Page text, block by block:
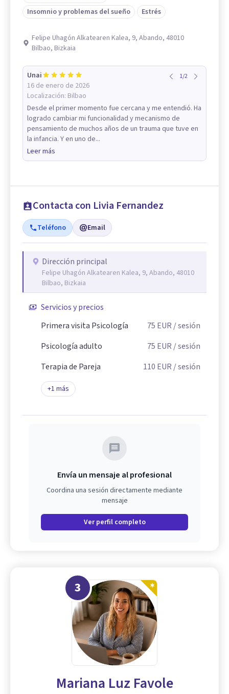
Insomnio y problemas del sueño
Estrés
Felipe Uhagón Alkatearen Kalea, 9, Abando, 48010
Bilbao, Bizkaia
Unai
16 de enero de 2026
Localización: Bilbao
1/2
Desde el primer momento fue cercana y me entendió. Ha
logrado cambiar mi funcionalidad y mecanismo de
pensamiento de muchos años de un trauma que tuve en
la infancia. Y en uno de...
Leer más
Contacta con Livia Fernandez
Teléfono Email
Dirección principal
Felipe Uhagón Alkatearen Kalea, 9, Abando, 48010
Bilbao, Bizkaia
Servicios y precios
Primera visita Psicología
75 EUR/ sesión
Psicología adulto
75 EUR/ sesión
Terapia de Pareja
110 EUR/ sesión
+1 más
Envía un mensaje al profesional
Coordina una sesión directamente mediante
mensaje
Ver perfil completo
3
Mariana Luz Favole